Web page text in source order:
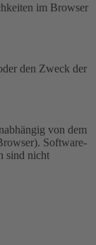
im Browser
den Zweck der
von dem
Software-
sind nicht